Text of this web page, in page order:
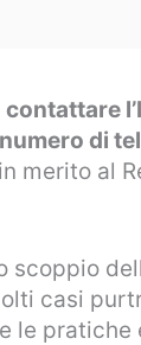
contattare
numero di
merito al
scoppio
casi
le pratiche